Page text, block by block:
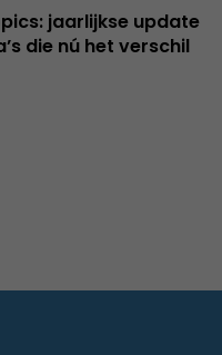
jaarlijkse update
die nú het verschil